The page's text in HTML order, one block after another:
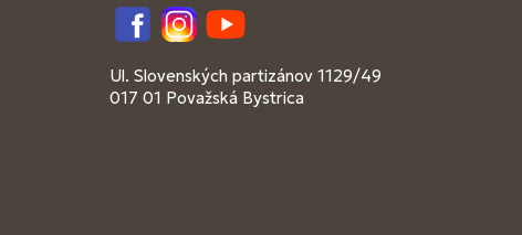
FacebookInstagramYouTube
Ul. Slovenských partizánov 1129/49
017 01 Považská Bystrica